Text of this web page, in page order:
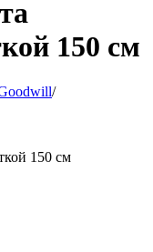
150 см
/
150 см